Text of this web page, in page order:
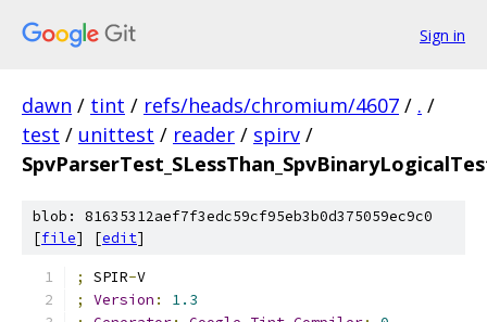
Sign in
dawn / tint / refs/heads/chromium/4607 / . /
test / unittest / reader / spirv /
blob: 81635312aef7f3edc59cf95eb3b0d375059ec9c0
[file] [edit]
; SPIR-V
;
Version :
1.3